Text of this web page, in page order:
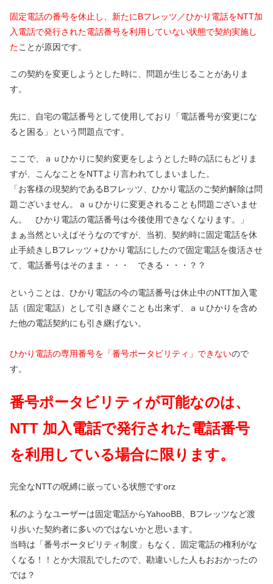
固定電話の番号を休止し、新たにBフレッツ／ひかり電話をNTT加
入電話で発行された電話番号を利用していない状態で契約実施し
たことが原因です。
この契約を変更しようとした時に、問題が生じることがありま
す。
先に、自宅の電話番号として使用しており「電話番号が変更にな
ると困る」という問題点です。
ここで、ａｕひかりに契約変更をしようとした時の話にもどりま
すが、こんなことをNTTより言われてしまいました。
「お客様の現契約であるBフレッツ、ひかり電話のご契約解除は問
題ございません。ａｕひかりに変更されることも問題ございませ
ん。 ひかり電話の電話番号は今後使用できなくなります。」
まぁ当然といえばそうなのですが、当初、契約時に固定電話を休
止手続きしBフレッツ＋ひかり電話にしたので固定電話を復活させ
て、電話番号はそのまま・・・ できる・・・？？
ということは、ひかり電話の今の電話番号は休止中のNTT加入電
話（固定電話）として引き継ぐことも出来ず、ａｕひかりを含め
た他の電話契約にも引き継げない。
ひかり電話の専用番号を「番号ポータビリティ」できないので
す。
番号ポータビリティが可能なのは、
NTT 加入電話で発行された電話番号
を利用している場合に限ります。
完全なNTTの呪縛に嵌っている状態ですorz
私のようなユーザーは固定電話からYahooBB、Bフレッツなど渡
り歩いた契約者に多いのではないかと思います。
当時は「番号ポータビリティ制度」もなく、固定電話の権利がな
くなる！！とか大混乱でしたので、勘違いした人もおおかったの
では？